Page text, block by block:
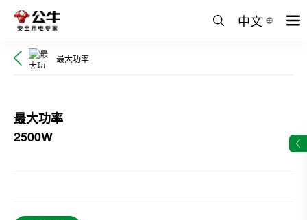
中文
最大功率
最大功率
2500W